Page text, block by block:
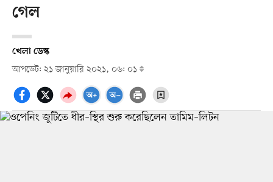
গেল
খেলা ডেস্ক
আপডেট: ২১ জানুয়ারি ২০২১, ০৬: ০১